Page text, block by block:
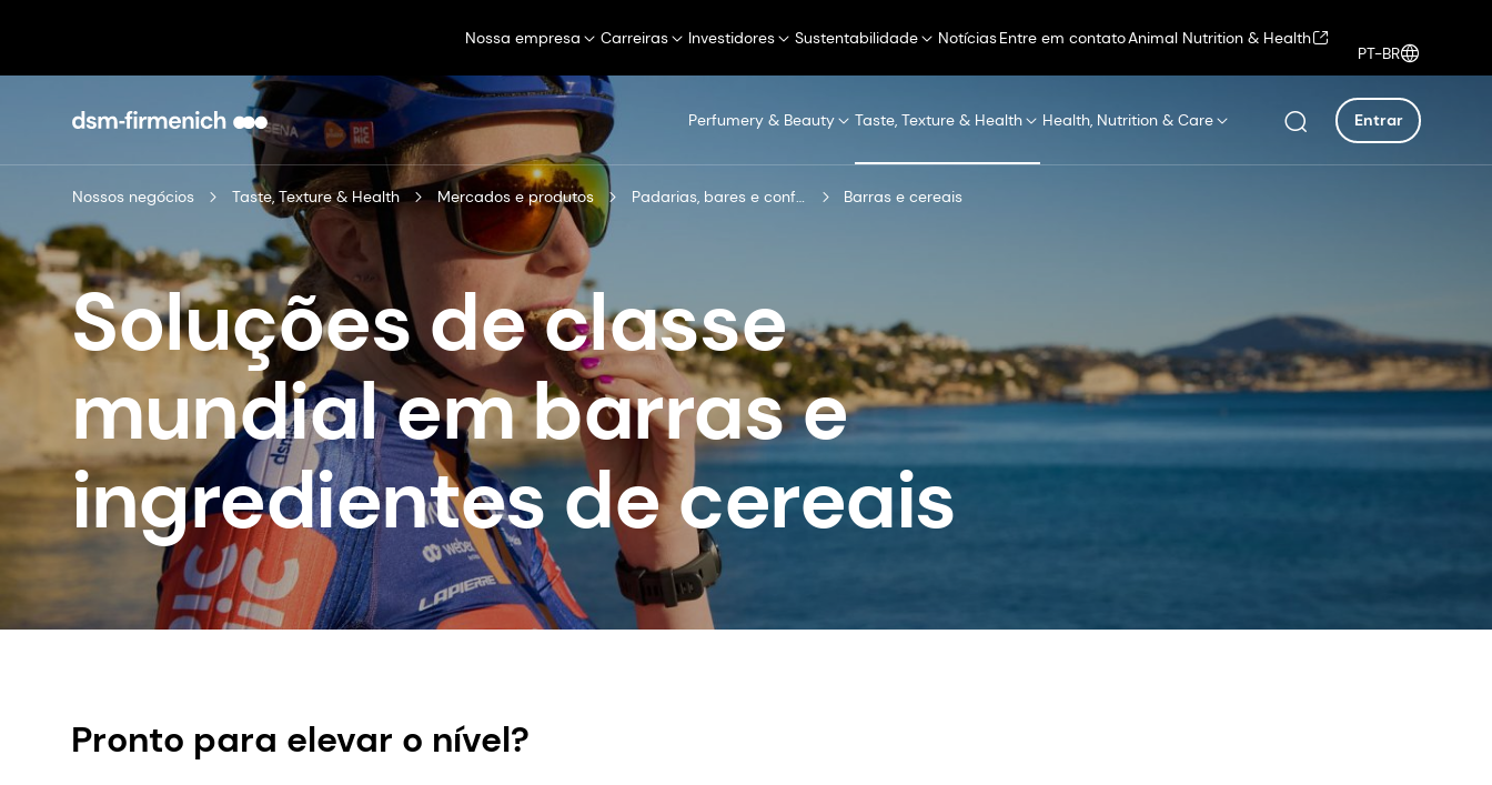
Nossa empresa Carreiras Investidores Sustentabilidade NotíciasEntre em contatoAnimal Nutrition & Health
PT-BR
Perfumery & Beauty Taste, Texture & Health Health, Nutrition & Care Entrar
Nossos negócios Taste, Texture & Health Mercados e produtos Padarias, bares e confeitarias Barras e cereais
Soluções de classe
mundial em barras e
ingredientes de cereais
Pronto para elevar o nível?